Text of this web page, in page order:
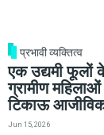
प्रभावी व्यक्तित्व
एक उद्यमी फूलों
ग्रामीण
टिकाऊ
Jun 15, 2026